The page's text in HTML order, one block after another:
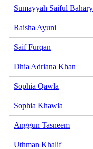
Sumayyah Saiful Bahary
Raisha Ayuni
Saif Furqan
Dhia Adriana Khan
Sophia Qawla
Sophia Khawla
Anggun Tasneem
Uthman Khalif